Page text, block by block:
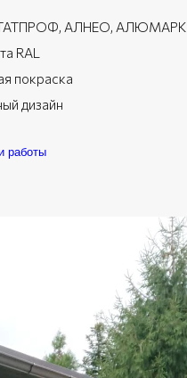
АЛНЕО, АЛЮМАРК
RAL
покраска
дизайн
работы